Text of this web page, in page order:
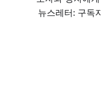
뉴스레터: 구독